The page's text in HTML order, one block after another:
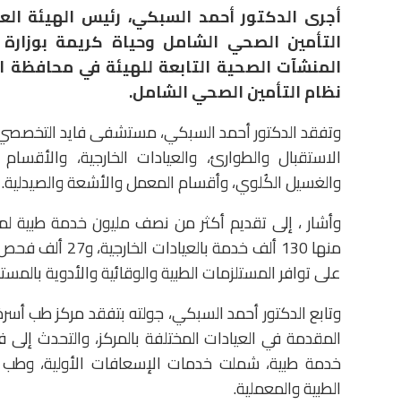
أجرى الدكتور أحمد السبكي، رئيس الهيئة
التأمين الصحي الشامل وحياة كريمة
المنشآت الصحية التابعة للهيئة في محافظة
نظام التأمين الصحي الشامل.
وتفقد الدكتور أحمد السبكي، مستشفى فايد
الاستقبال والطوارئ، والعيادات الخارجية،
والغسيل الكُلوي، وأقسام المعمل والأشعة والصيدلية.
وأشار ، إلى تقديم أكثر من نصف مليون خدمة
على توافر المستلزمات الطبية والوقائية والأدوية
وتابع الدكتور أحمد السبكي، جولته بتفقد مركز طب
خدمة طبية، شملت خدمات الإسعافات الأولية، وطب
الطبية والمعملية.